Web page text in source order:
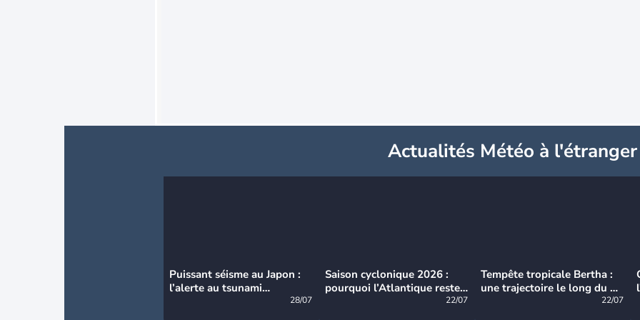
Actualités Météo à l'étranger
Puissant séisme au Japon :
l’alerte au tsunami
28/07
Saison cyclonique 2026 :
pourquoi l’Atlantique reste
22/07
Tempête tropicale Bertha :
une trajectoire le long du du
22/07